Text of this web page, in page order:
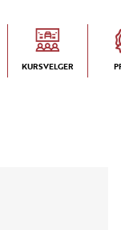
KURSVELGER